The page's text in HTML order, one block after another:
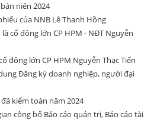
niên 2024
của NNB Lê Thanh Hồng
cổ đông lớn CP HPM - NĐT Nguyễn
đông lớn CP HPM Nguyễn Thạc Tiến
Đăng ký doanh nghiệp, người đại
kiểm toán năm 2024
công bố Báo cáo quản trị, Báo cáo tài